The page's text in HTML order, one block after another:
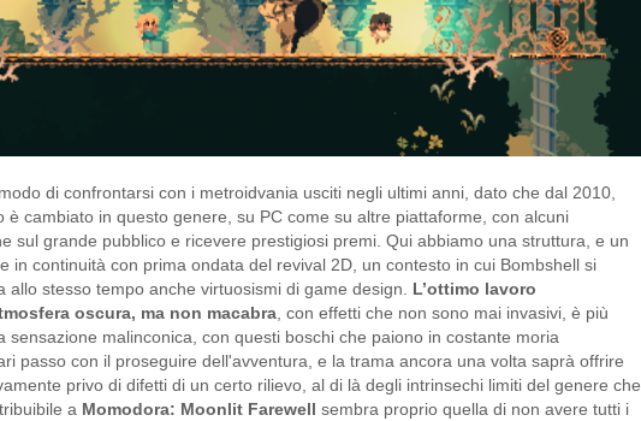
di confrontarsi con i metroidvania usciti negli ultimi anni, dato che dal 2010,
è cambiato in questo genere, su PC come su altre piattaforme, con alcuni
sul grande pubblico e ricevere prestigiosi premi. Qui abbiamo una struttura, e un
in continuità con prima ondata del revival 2D, un contesto in cui Bombshell si
stesso tempo anche virtuosismi di game design. L’ottimo lavoro
oscura, ma non macabra , con effetti che non sono mai invasivi, è più
sensazione malinconica, con questi boschi che paiono in costante moria
passo con il proseguire dell'avventura, e la trama ancora una volta saprà offrire
privo di difetti di un certo rilievo, al di là degli intrinsechi limiti del genere che
a Momodora: Moonlit Farewell sembra proprio quella di non avere tutti i